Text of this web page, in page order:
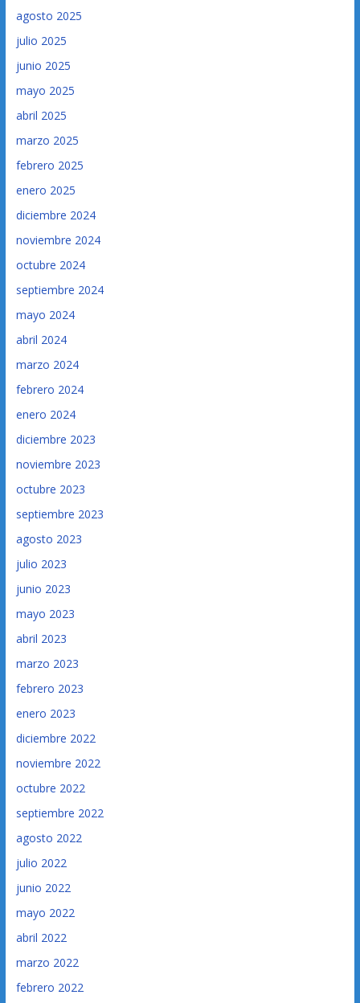
agosto 2025
julio 2025
junio 2025
mayo 2025
abril 2025
marzo 2025
febrero 2025
enero 2025
diciembre 2024
noviembre 2024
octubre 2024
septiembre 2024
mayo 2024
abril 2024
marzo 2024
febrero 2024
enero 2024
diciembre 2023
noviembre 2023
octubre 2023
septiembre 2023
agosto 2023
julio 2023
junio 2023
mayo 2023
abril 2023
marzo 2023
febrero 2023
enero 2023
diciembre 2022
noviembre 2022
octubre 2022
septiembre 2022
agosto 2022
julio 2022
junio 2022
mayo 2022
abril 2022
marzo 2022
febrero 2022